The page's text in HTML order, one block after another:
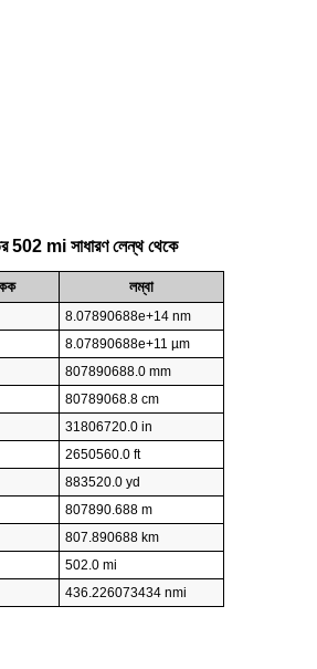
502 mi সাধারণ লেন্থ থেকে
লম্বা
8.07890688e+14 nm
8.07890688e+11 µm
807890688.0 mm
80789068.8 cm
31806720.0 in
2650560.0 ft
883520.0 yd
807890.688 m
807.890688 km
502.0 mi
436.226073434 nmi